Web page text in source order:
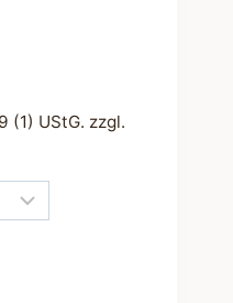
(1) UStG. zzgl.